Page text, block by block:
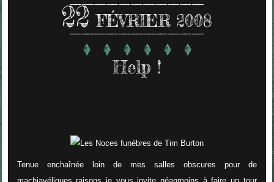
22 FÉVRIER 2008
Help !
Tenue enchaînée loin de mes salles obscures pour de